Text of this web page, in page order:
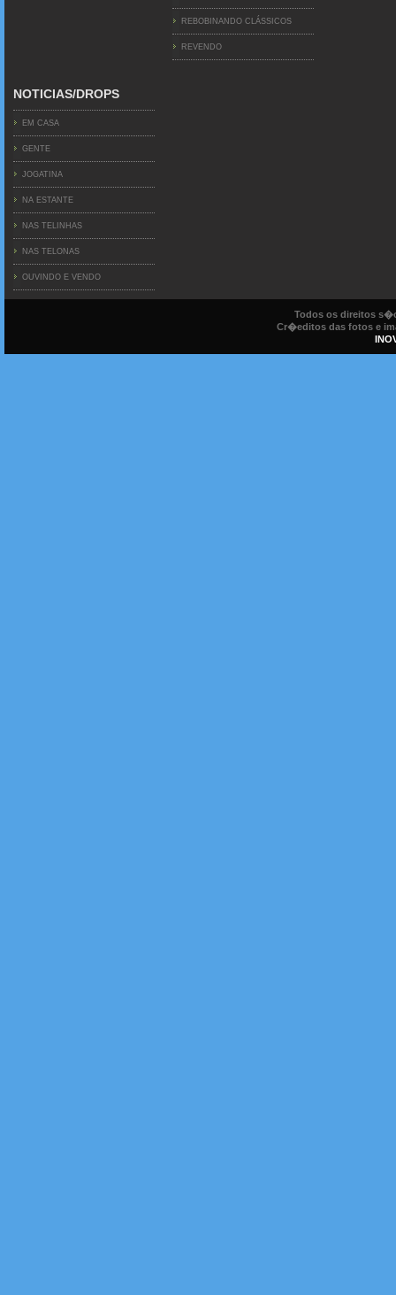
REBOBINANDO CLÁSSICOS
REVENDO
NOTICIAS/DROPS
EM CASA
GENTE
JOGATINA
NA ESTANTE
NAS TELINHAS
NAS TELONAS
OUVINDO E VENDO
Todos os direitos
Cr�editos das fotos e